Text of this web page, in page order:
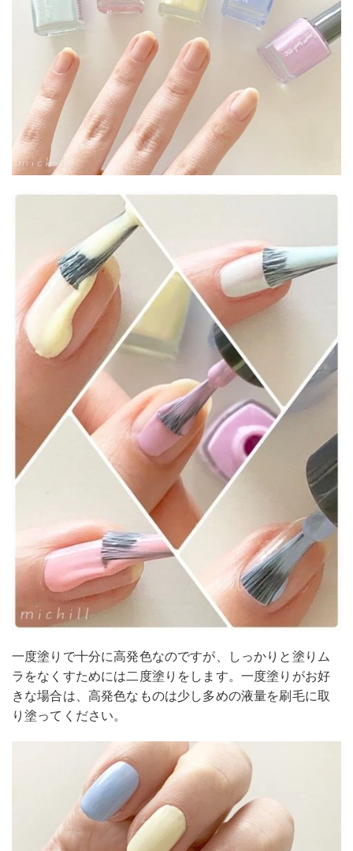
一度塗りで十分に高発色なのですが、しっかりと塗りム
ラをなくすためには二度塗りをします。一度塗りがお好
きな場合は、高発色なものは少し多めの液量を刷毛に取
り塗ってください。